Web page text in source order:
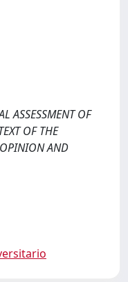
ASSESSMENT OF
OF THE
OPINION AND